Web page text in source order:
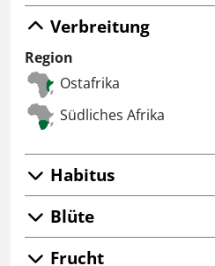
Verbreitung
Region
Ostafrika
Südliches Afrika
Habitus
Blüte
Frucht